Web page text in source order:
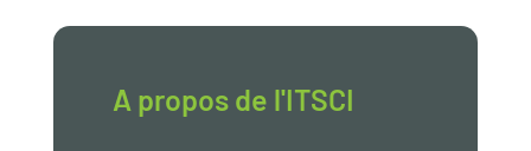
A propos de l'ITSCI